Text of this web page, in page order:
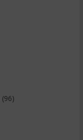
(96)